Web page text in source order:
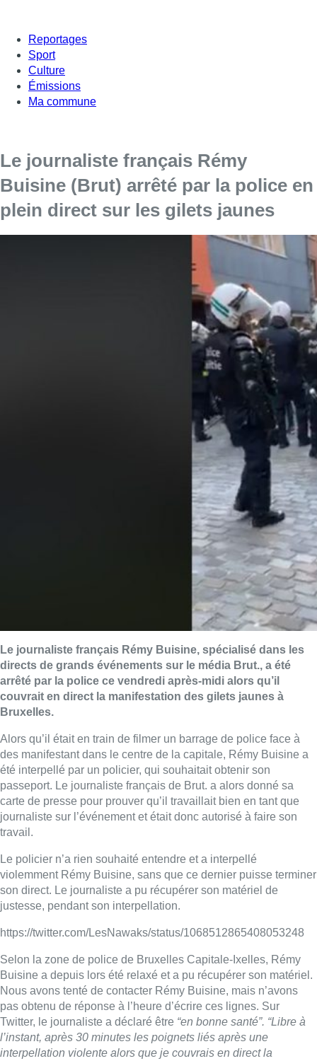
Reportages
Sport
Culture
Émissions
Ma commune
Le journaliste français Rémy
Buisine (Brut) arrêté par la police en
plein direct sur les gilets jaunes
Le journaliste français Rémy Buisine, spécialisé dans les
directs de grands événements sur le média Brut., a été
arrêté par la police ce vendredi après-midi alors qu’il
couvrait en direct la manifestation des gilets jaunes à
Bruxelles.
Alors qu’il était en train de filmer un barrage de police face à
des manifestant dans le centre de la capitale, Rémy Buisine a
été interpellé par un policier, qui souhaitait obtenir son
passeport. Le journaliste français de Brut. a alors donné sa
carte de presse pour prouver qu’il travaillait bien en tant que
journaliste sur l’événement et était donc autorisé à faire son
travail.
Le policier n’a rien souhaité entendre et a interpellé
violemment Rémy Buisine, sans que ce dernier puisse terminer
son direct. Le journaliste a pu récupérer son matériel de
justesse, pendant son interpellation.
https://twitter.com/LesNawaks/status/1068512865408053248
Selon la zone de police de Bruxelles Capitale-Ixelles, Rémy
Buisine a depuis lors été relaxé et a pu récupérer son matériel.
Nous avons tenté de contacter Rémy Buisine, mais n’avons
pas obtenu de réponse à l’heure d’écrire ces lignes. Sur
Twitter, le journaliste a déclaré être “en bonne santé”. “Libre à
l’instant, après 30 minutes les poignets liés après une
interpellation violente alors que je couvrais en direct la